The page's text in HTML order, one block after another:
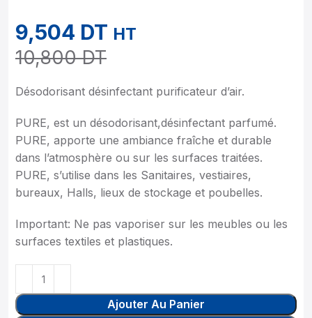
9,504 DT HT
10,800DT
Désodorisant désinfectant purificateur d’air.
PURE, est un désodorisant,désinfectant parfumé.
PURE, apporte une ambiance fraîche et durable
dans l’atmosphère ou sur les surfaces traitées.
PURE, s’utilise dans les Sanitaires, vestiaires,
bureaux, Halls, lieux de stockage et poubelles.
Important: Ne pas vaporiser sur les meubles ou les
surfaces textiles et plastiques.
Ajouter Au Panier